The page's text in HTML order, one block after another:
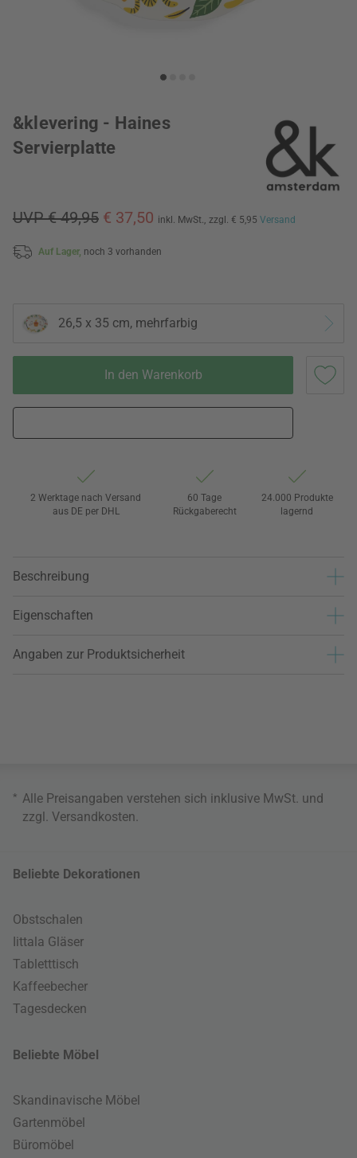
&klevering - Haines
Servierplatte
UVP € 49,95 € 37,50 inkl. MwSt., zzgl. € 5,95 Versand
Auf Lager, noch 3 vorhanden
26,5 x 35 cm, mehrfarbig
In den Warenkorb
2 Werktage nach Versand
aus DE per DHL
60 Tage
Rückgaberecht
24.000 Produkte
lagernd
Beschreibung
Eigenschaften
Angaben zur Produktsicherheit
* Alle Preisangaben verstehen sich inklusive MwSt. und
zzgl. Versandkosten.
Beliebte Dekorationen
Obstschalen
Iittala Gläser
Tabletttisch
Kaffeebecher
Tagesdecken
Beliebte Möbel
Skandinavische Möbel
Gartenmöbel
Büromöbel